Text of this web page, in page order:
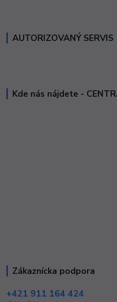
AUTORIZOVANÝ SERVIS
Kde nás nájdete -
Zákaznícka podpora
+421 911 164 424